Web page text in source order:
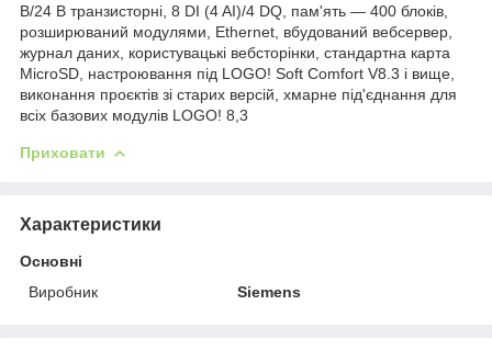
В/24 В транзисторні, 8 DI (4 AI)/4 DQ, пам'ять — 400 блоків,
розширюваний модулями, Ethernet, вбудований вебсервер,
журнал даних, користувацькі вебсторінки, стандартна карта
MicroSD, настроювання під LOGO! Soft Comfort V8.3 і вище,
виконання проєктів зі старих версій, хмарне під'єднання для
всіх базових модулів LOGO! 8,3
Приховати
Характеристики
Основні
Виробник
Siemens